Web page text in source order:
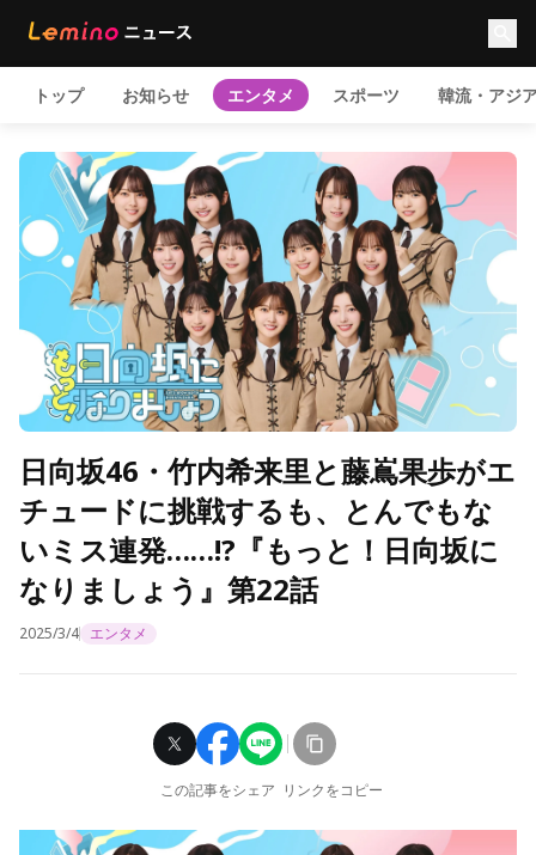
トップ お知らせ エンタメ スポーツ 韓流・アジ
日向坂46・竹内希来里と藤嶌果歩がエ
チュードに挑戦するも、とんでもな
いミス連発……!?『もっと！日向坂に
なりましょう』第22話
2025/3/4 エンタメ
この記事をシェア リンクをコピー